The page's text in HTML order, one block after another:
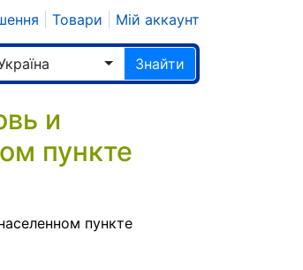
Товари Мій аккаунт
Знайти
и
пункте
пункте